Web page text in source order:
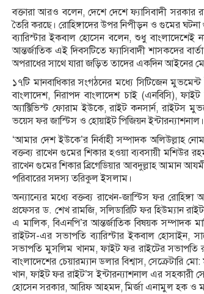
বক্তারা আরও বলেন, দেশে দেশে ফ্যাসিবাদী সরকার
তৈরি করছে। রোহিঙ্গাদের উপর নিপীড়ন ও গুমের
ব্যারিস্টার ইকবাল হোসেন বলেন, শুধু
আন্তর্জাতিক এই দিবসটিতে ফ্যাসিবাদী শাসকদের
অপরাধের সাথে যারা জড়িত তাদের একদিন আইনের
১৭টি মানবাধিকার সংগঠনের মধ্যে সিটিজেন
বাংলাদেশ, নিরাপদ বাংলাদেশ চাই (এনবিসি),
অ্যাক্টিভিস্ট ফোরাম ইউকে, রাইট কনসার্ন, রাইটস
ভয়েস ফর জাস্টিস ও হোয়াইট পিজিয়ন ইন্টারন্যাশনাল।
‘আমার দেশ ইউকে’র নির্বাহী সম্পাদক অলিউল্লাহ
বক্তব্য রাখেন গুমের শিকার হওয়া ব্যবসায়ী মশিউর
রাখেন গুমের শিকার ব্রিগেডিয়ার আবদুল্লাহ আমান
পরিবারের সদস্য তরিকুল ইসলাম।
অন্যান্যের মধ্যে বক্তব্য রাখেন-জাস্টিস ফর
প্রফেসর ড. শেখ রামজি, সলিডারিটি ফর হিউম্যান
এ মালিক, বিএনপি’র আন্তর্জাতিক বিষয়ক সম্পাদক
রাইটস-এর সভাপতি ব্যারিস্টার ইকবাল হোসাইন,
সভাপতি মুসলিম খানম, ফাইট ফর রাইটের সভাপতি
বাংলাদেশের চেয়ারম্যান ডলার বিশ্বাস,
খান, ফাইট ফর রাইট’স ইন্টারন্যাশনাল এর
হোসেন সরকার, আরিফ আহমদ, মির্জা এনামুল হক ও